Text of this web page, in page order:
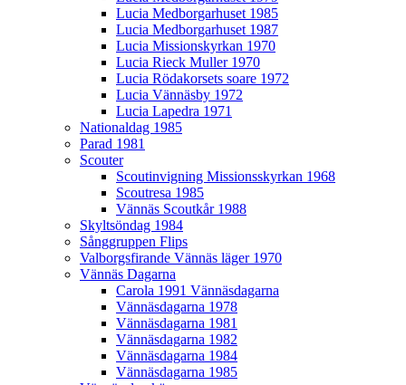
Lucia Medborgarhuset 1985
Lucia Medborgarhuset 1987
Lucia Missionskyrkan 1970
Lucia Rieck Muller 1970
Lucia Rödakorsets soare 1972
Lucia Vännäsby 1972
Lucia Lapedra 1971
Nationaldag 1985
Parad 1981
Scouter
Scoutinvigning Missionsskyrkan 1968
Scoutresa 1985
Vännäs Scoutkår 1988
Skyltsöndag 1984
Sånggruppen Flips
Valborgsfirande Vännäs läger 1970
Vännäs Dagarna
Carola 1991 Vännäsdagarna
Vännäsdagarna 1978
Vännäsdagarna 1981
Vännäsdagarna 1982
Vännäsdagarna 1984
Vännäsdagarna 1985